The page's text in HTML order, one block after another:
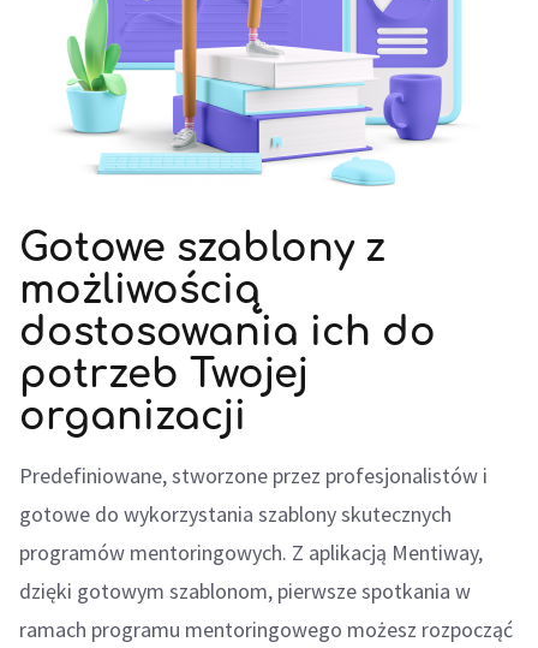
Gotowe szablony z
możliwością
dostosowania ich do
potrzeb Twojej
organizacji
Predefiniowane, stworzone przez profesjonalistów i
gotowe do wykorzystania szablony skutecznych
programów mentoringowych. Z aplikacją Mentiway,
dzięki gotowym szablonom, pierwsze spotkania w
ramach programu mentoringowego możesz rozpocząć